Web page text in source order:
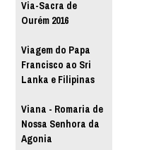
Via-Sacra de
Ourém 2016
Viagem do Papa
Francisco ao Sri
Lanka e Filipinas
Viana - Romaria de
Nossa Senhora da
Agonia